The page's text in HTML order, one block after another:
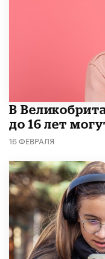
В
до 16 лет
16 ФЕВРАЛЯ